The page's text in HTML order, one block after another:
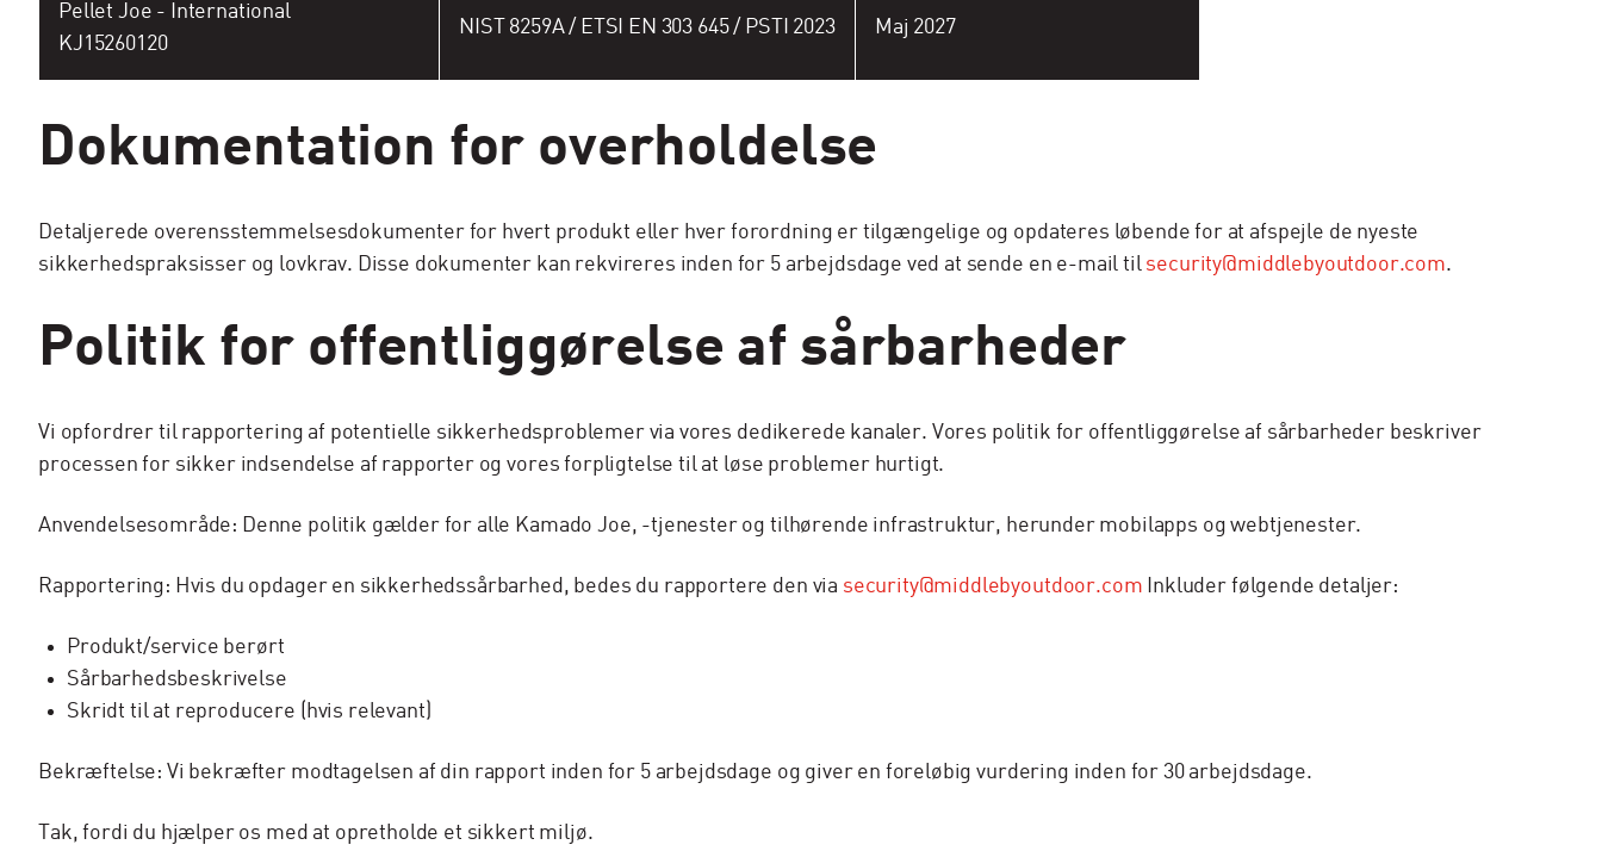
Pellet Joe - International
KJ15260120
NIST 8259A / ETSI EN 303 645 / PSTI 2023 Maj 2027
Dokumentation for overholdelse
Detaljerede overensstemmelsesdokumenter for hvert produkt eller hver forordning er tilgængelige og opdateres løbende for at afspejle de nyeste
sikkerhedspraksisser og lovkrav. Disse dokumenter kan rekvireres inden for 5 arbejdsdage ved at sende en e-mail til security@middlebyoutdoor.com.
Politik for offentliggørelse af sårbarheder
Vi opfordrer til rapportering af potentielle sikkerhedsproblemer via vores dedikerede kanaler. Vores politik for offentliggørelse af sårbarheder beskriver
processen for sikker indsendelse af rapporter og vores forpligtelse til at løse problemer hurtigt.
Anvendelsesområde: Denne politik gælder for alle Kamado Joe, -tjenester og tilhørende infrastruktur, herunder mobilapps og webtjenester.
Rapportering: Hvis du opdager en sikkerhedssårbarhed, bedes du rapportere den via security@middlebyoutdoor.com Inkluder følgende detaljer:
Produkt/service berørt
Sårbarhedsbeskrivelse
Skridt til at reproducere (hvis relevant)
Bekræftelse: Vi bekræfter modtagelsen af din rapport inden for 5 arbejdsdage og giver en foreløbig vurdering inden for 30 arbejdsdage.
Tak, fordi du hjælper os med at opretholde et sikkert miljø.